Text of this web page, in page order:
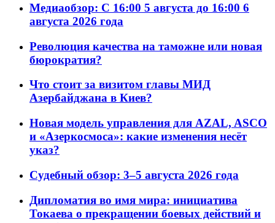
Медиаобзор: С 16:00 5 августа до 16:00 6
августа 2026 года
Революция качества на таможне или новая
бюрократия?
Что стоит за визитом главы МИД
Азербайджана в Киев?
Новая модель управления для AZAL, ASCO
и «Азеркосмоса»: какие изменения несёт
указ?
Судебный обзор: 3–5 августа 2026 года
Дипломатия во имя мира: инициатива
Токаева о прекращении боевых действий и